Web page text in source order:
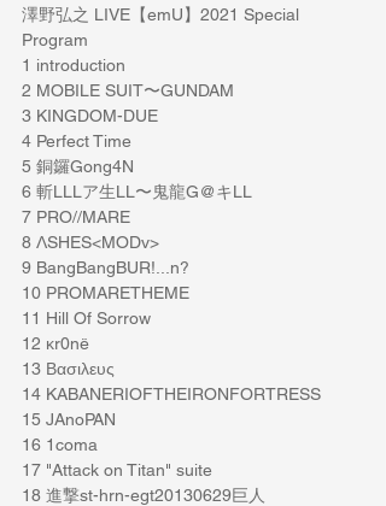
澤野弘之 LIVE【emU】2021 Special
Program
1 introduction
2 MOBILE SUIT〜GUNDAM
3 KINGDOM-DUE
4 Perfect Time
5 銅鑼Gong4N
6 斬LLLア生LL〜鬼龍G@キLL
7 PRO//MARE
8 ΛSHES<MODv>
9 BangBangBUR!...n?
10 PROMARETHEME
11 Hill Of Sorrow
12 κr0nё
13 Βασιλευς
14 KABANERIOFTHEIRONFORTRESS
15 JAnoPAN
16 1coma
17 "Attack on Titan" suite
18 進撃st-hrn-egt20130629巨人